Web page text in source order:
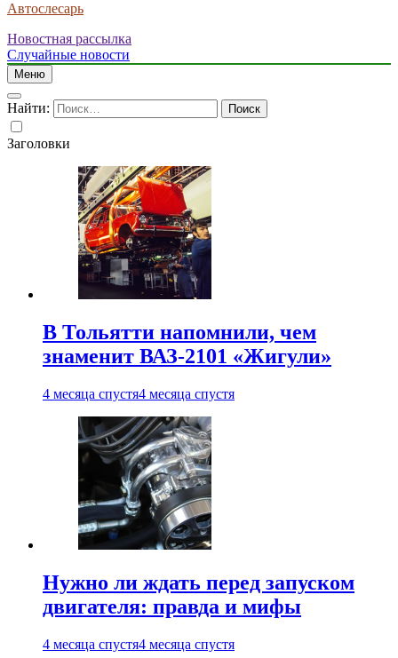
Автослесарь
Новостная рассылка
Случайные новости
Меню
Найти:
Заголовки
В Тольятти напомнили, чем
знаменит ВАЗ-2101 «Жигули»
4 месяца спустя4 месяца спустя
Нужно ли ждать перед запуском
двигателя: правда и мифы
4 месяца спустя4 месяца спустя